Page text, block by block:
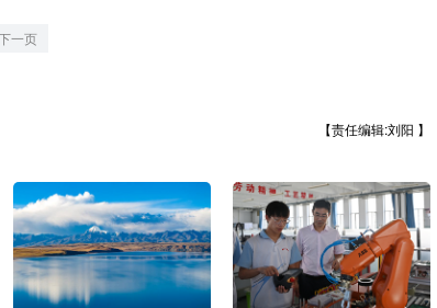
一页
【责任编辑:刘阳 】